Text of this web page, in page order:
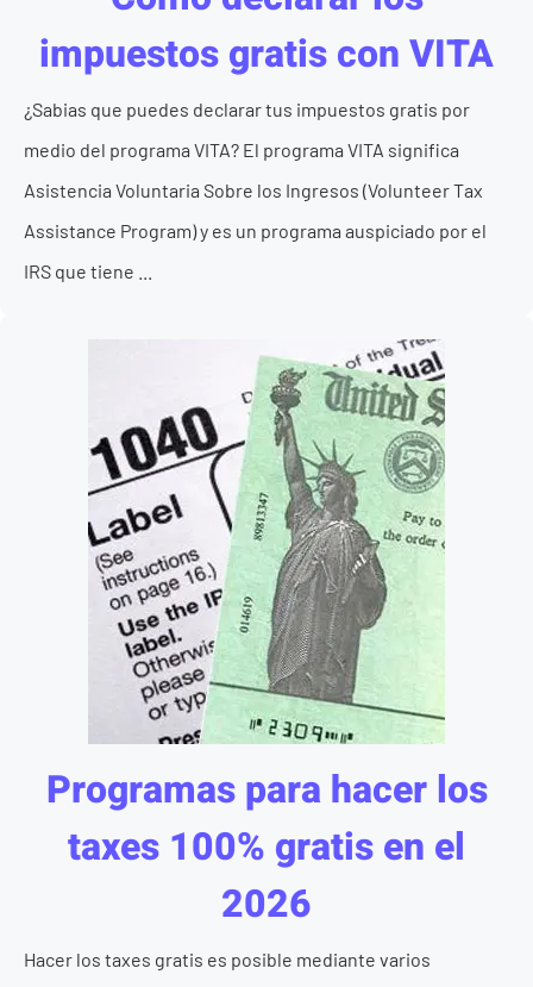
impuestos gratis con VITA
¿Sabias que puedes declarar tus impuestos gratis por
medio del programa VITA? El programa VITA significa
Asistencia Voluntaria Sobre los Ingresos (Volunteer Tax
Assistance Program) y es un programa auspiciado por el
IRS que tiene ...
Programas para hacer los
taxes 100% gratis en el
2026
Hacer los taxes gratis es posible mediante varios